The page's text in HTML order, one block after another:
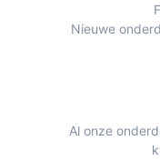
Nieuwe
Al onze